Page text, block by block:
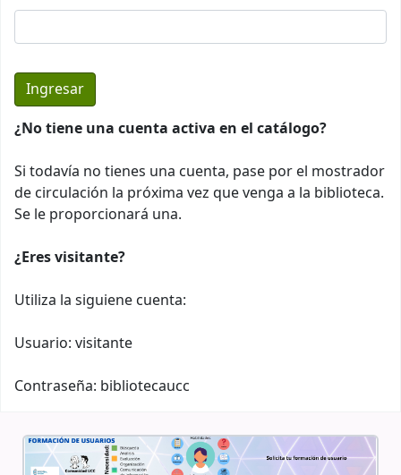
¿No tiene una cuenta activa en el catálogo?
Si todavía no tienes una cuenta, pase por el mostrador
de circulación la próxima vez que venga a la biblioteca.
Se le proporcionará una.
¿Eres visitante?
Utiliza la siguiene cuenta:
Usuario: visitante
Contraseña: bibliotecaucc